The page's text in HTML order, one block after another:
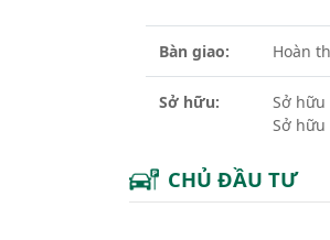
Bàn giao: Hoàn
Sở hữu:
Sở
Sở
CHỦ ĐẦU TƯ